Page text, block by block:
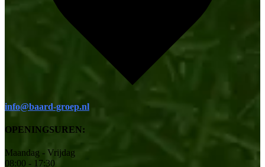
info@baard-groep.nl
OPENINGSUREN:
Maandag - Vrijdag
08:00 - 17:30